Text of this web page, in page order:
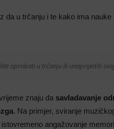
da u trčanju i te kako ima
oprobati u trčanju ili unaprijediti
znaju da savladavanje
. Na primjer, sviranje
angažovanje